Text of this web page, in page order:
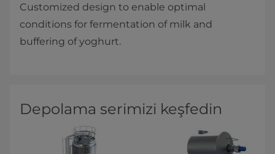
Customized design to enable optimal
conditions for fermentation of milk and
buffering of yoghurt.
Depolama serimizi keşfedin